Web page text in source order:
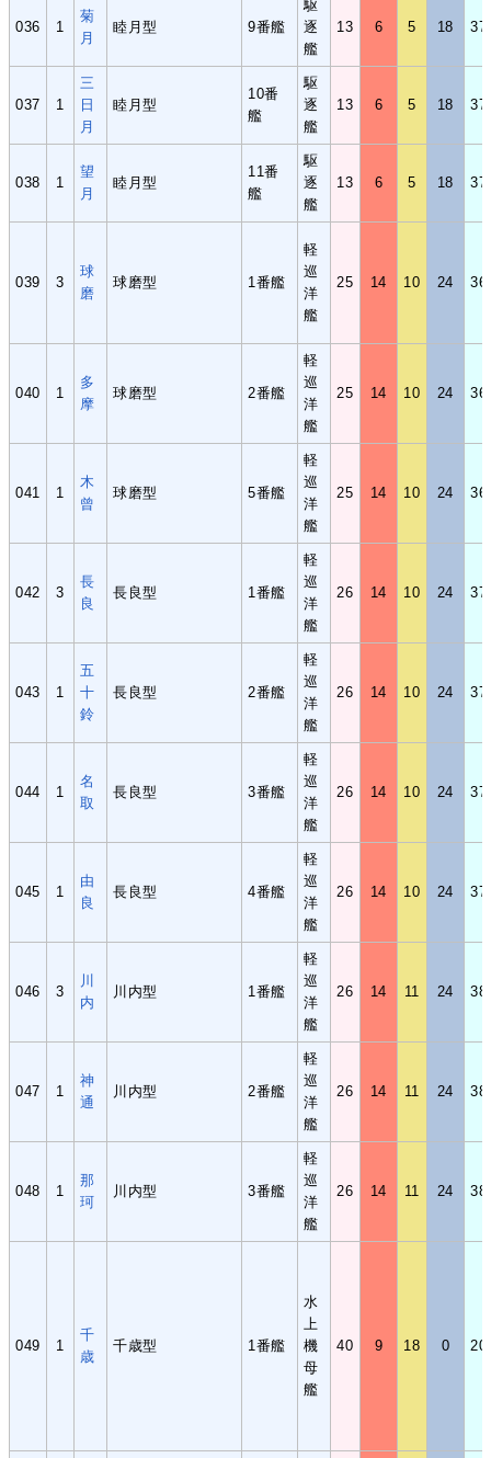
036 1
菊
月
睦月型 9番艦
駆
逐
艦
13 6 5 18 37
037 1
三
日
月
睦月型
10番
艦
駆
逐
艦
13 6 5 18 37
038 1
望
月
睦月型
11番
艦
駆
逐
艦
13 6 5 18 37
039 3
球
磨
球磨型 1番艦
軽
巡
洋
艦
25 14 10 24 36
040 1
多
摩
球磨型 2番艦
軽
巡
洋
艦
25 14 10 24 36
041 1
木
曾
球磨型 5番艦
軽
巡
洋
艦
25 14 10 24 36
042 3
長
良
長良型 1番艦
軽
巡
洋
艦
26 14 10 24 37
043 1
五
十
鈴
長良型 2番艦
軽
巡
洋
艦
26 14 10 24 37
044 1
名
取
長良型 3番艦
軽
巡
洋
艦
26 14 10 24 37
045 1
由
良
長良型 4番艦
軽
巡
洋
艦
26 14 10 24 37
046 3
川
内
川内型 1番艦
軽
巡
洋
艦
26 14 11 24 38
047 1
神
通
川内型 2番艦
軽
巡
洋
艦
26 14 11 24 38
048 1
那
珂
川内型 3番艦
軽
巡
洋
艦
26 14 11 24 38
049 1
千
歳
千歳型 1番艦
水
上
機
母
艦
40 9 18 0 20